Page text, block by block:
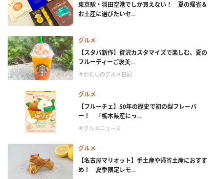
東京駅・羽田空港でしか買えない！ 夏の帰省＆
お土産に選びたいセ...
グルメ
【スタバ新作】贅沢カスタマイズで楽しむ、夏の
フルーティーご褒美...
＃わたしのグルメ日記
グルメ
【フルーチェ】50年の歴史で初の梨フレーバ
ー！ 「栃木県産にっ...
＃グルメニュース
グルメ
【名古屋マリオット】手土産や帰省土産におすす
め！ 夏季限定レモ...